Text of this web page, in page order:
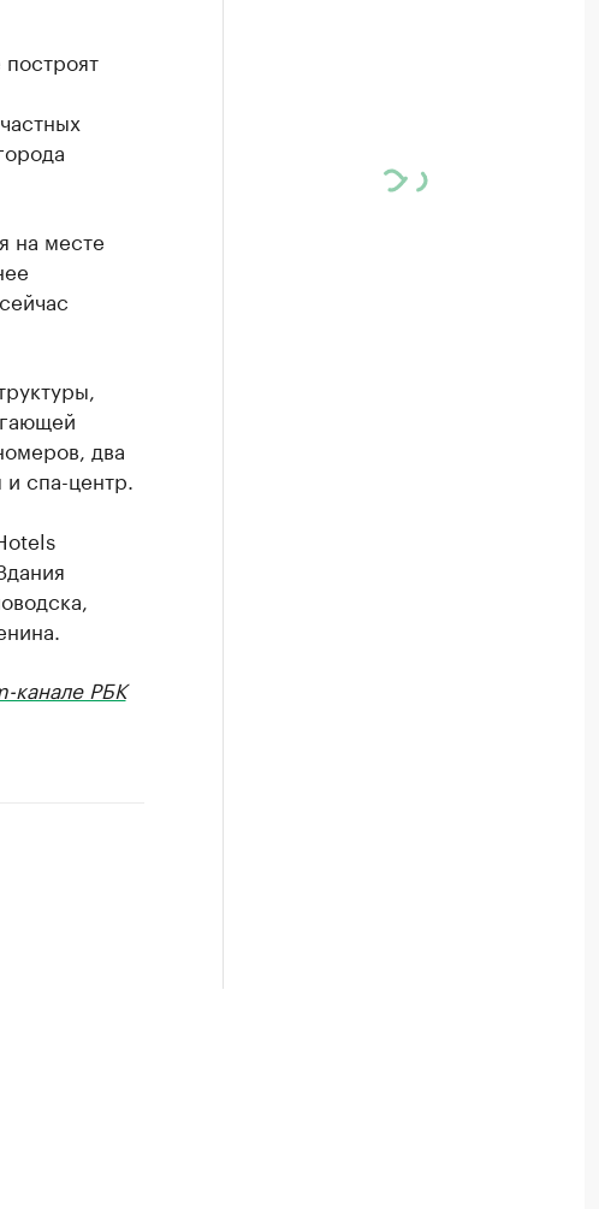
на месте
два
спа-центр.
канале РБК